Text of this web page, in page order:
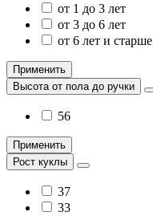
от 1 до 3 лет
от 3 до 6 лет
от 6 лет и старше
Применить
Высота от пола до ручки
56
Применить
Рост куклы
37
33